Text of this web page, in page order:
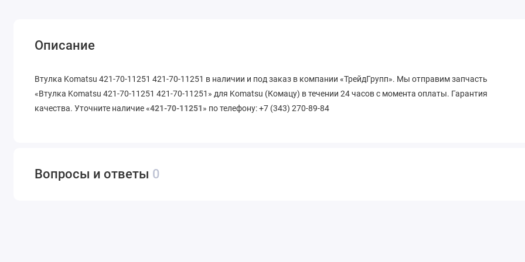
Описание
Втулка Komatsu 421-70-11251 421-70-11251 в наличии и под заказ в компании «ТрейдГрупп». Мы отправим запчасть
«Втулка Komatsu 421-70-11251 421-70-11251» для Komatsu (Комацу) в течении 24 часов с момента оплаты. Гарантия
качества. Уточните наличие «421-70-11251» по телефону: +7 (343) 270-89-84
Вопросы и ответы 0